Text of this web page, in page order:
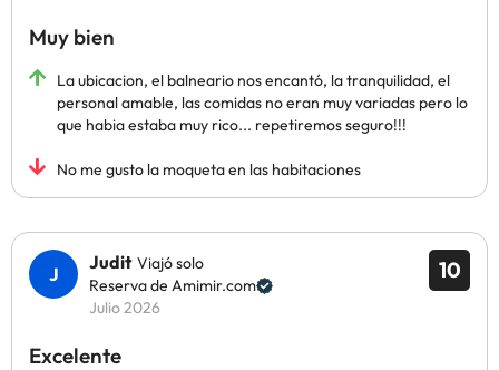
Muy bien
La ubicacion, el balneario nos encantó, la tranquilidad, el
personal amable, las comidas no eran muy variadas pero lo
que habia estaba muy rico... repetiremos seguro!!!
No me gusto la moqueta en las habitaciones
10
Judit Viajó solo
Reserva de Amimir.com
Julio 2026
Excelente